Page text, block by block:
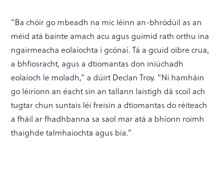
“Ba chóir go mbeadh na mic léinn an-bhródúil as an
méid atá bainte amach acu agus guímid rath orthu ina
ngairmeacha eolaíochta i gcónaí. Tá a gcuid oibre crua,
a bhfiosracht, agus a dtiomantas don iniúchadh
eolaíoch le moladh,” a dúirt Declan Troy. “Ní hamháin
go léiríonn an éacht sin an tallann laistigh dá scoil ach
tugtar chun suntais léi freisin a dtiomantas do réiteach
a fháil ar fhadhbanna sa saol mar atá a bhíonn roimh
thaighde talmhaíochta agus bia.”